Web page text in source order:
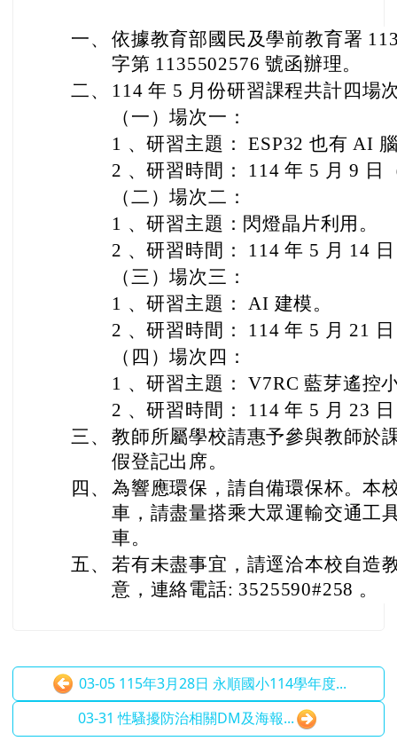
一、 依據教育部國民及學前教育署
字第 1135502576 號函辦理。
二、
114 年 5 月份研習課程共計四場
（一）場次一：
1 、研習主題： ESP32 也有 AI
2 、研習時間： 114 年 5 月 9 日
（二）場次二：
1 、研習主題：閃燈晶片利用。
2 、研習時間： 114 年 5 月 14
（三）場次三：
1 、研習主題： AI 建模。
2 、研習時間： 114 年 5 月 21
（四）場次四：
1 、研習主題： V7RC 藍芽遙控
2 、研習時間： 114 年 5 月 23
三、 教師所屬學校請惠予參與教師於
假登記出席。
四、 為響應環保，請自備環保杯。本
車，請盡量搭乘大眾運輸交通工
車。
五、
若有未盡事宜，請逕洽本校自造
意，連絡電話: 3525590#258 。
03-05 115年3月28日 永順國小114學年度...
03-31 性騷擾防治相關DM及海報...